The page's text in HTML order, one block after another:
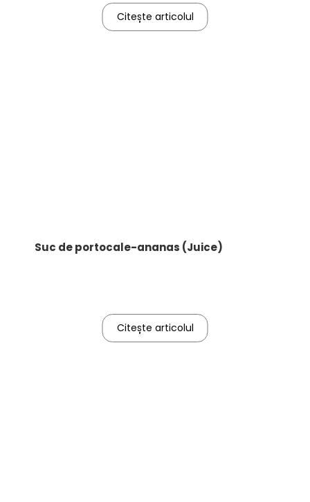
Citește articolul
Suc de portocale-ananas (Juice)
Citește articolul